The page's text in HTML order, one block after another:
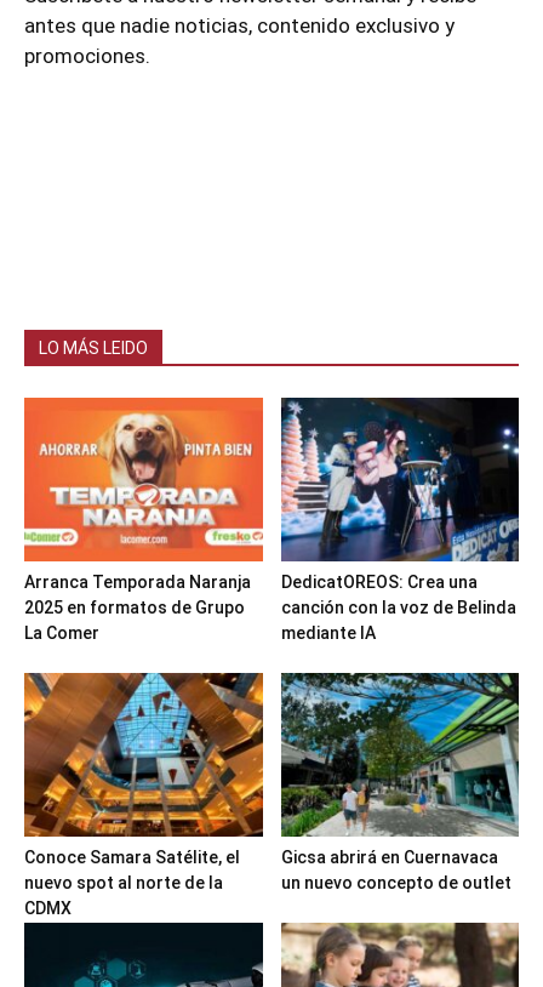
antes que nadie noticias, contenido exclusivo y
promociones.
LO MÁS LEIDO
Arranca Temporada Naranja
2025 en formatos de Grupo
La Comer
DedicatOREOS: Crea una
canción con la voz de Belinda
mediante IA
Conoce Samara Satélite, el
nuevo spot al norte de la
CDMX
Gicsa abrirá en Cuernavaca
un nuevo concepto de outlet